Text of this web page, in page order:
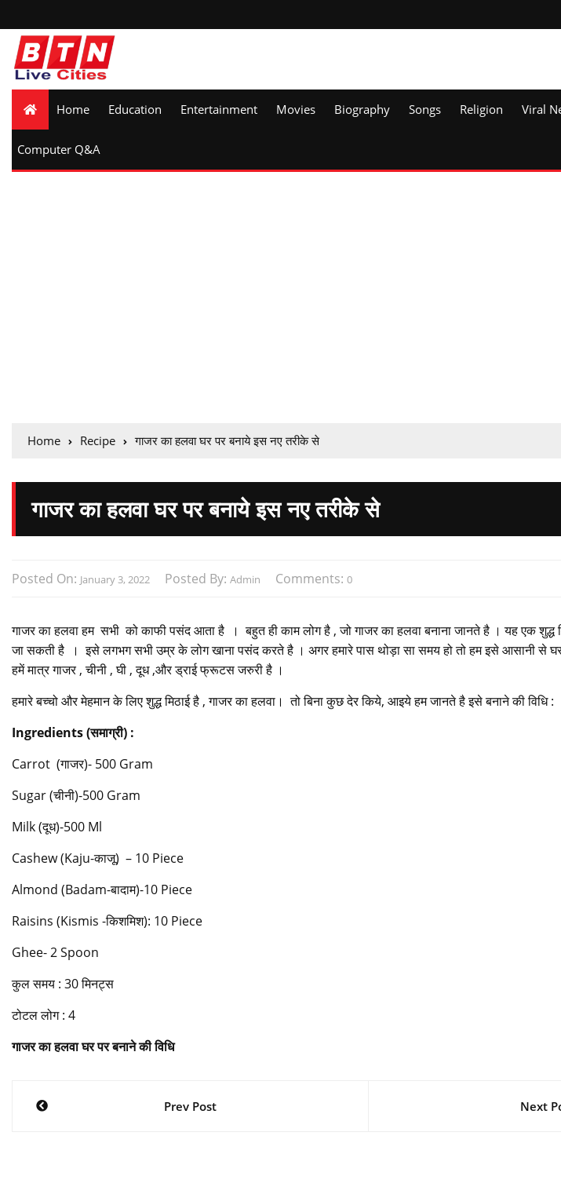
Home Education Entertainment Movies Biography Songs Religion Viral
Computer Q&A
Home Recipe गाजर का हलवा घर पर बनाये इस नए तरीके से
गाजर का हलवा घर पर बनाये इस नए तरीके से
Posted On: January 3, 2022 Posted By: Admin Comments: 0
गाजर का हलवा हम सभी को काफी पसंद आता है । बहुत ही काम लोग है , जो गाजर का हलवा बनाना जानते है । यह एक शुद्ध
जा सकती है । इसे लगभग सभी उम्र के लोग खाना पसंद करते है । अगर हमारे पास थोड़ा सा समय हो तो हम इसे आसानी से
हमें मात्र गाजर , चीनी , घी , दूध ,और ड्राई फ्रूटस जरुरी है ।
हमारे बच्चो और मेहमान के लिए शुद्ध मिठाई है , गाजर का हलवा। तो बिना कुछ देर किये, आइये हम जानते है इसे बनाने की विधि :
Ingredients (समाग्री) :
Carrot (गाजर)- 500 Gram
Sugar (चीनी)-500 Gram
Milk (दूध)-500 Ml
Cashew (Kaju-काजू) – 10 Piece
Almond (Badam-बादाम)-10 Piece
Raisins (Kismis -किशमिश): 10 Piece
Ghee- 2 Spoon
कुल समय : 30 मिनट्स
टोटल लोग : 4
गाजर का हलवा घर पर बनाने की विधि
Post
Prev Post Next